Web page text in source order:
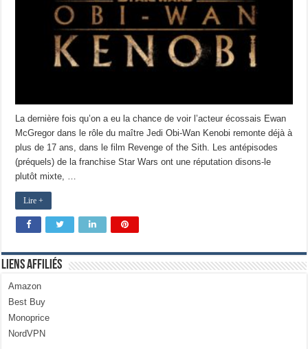
La dernière fois qu’on a eu la chance de voir l’acteur écossais Ewan
McGregor dans le rôle du maître Jedi Obi-Wan Kenobi remonte déjà à
plus de 17 ans, dans le film Revenge of the Sith. Les antépisodes
(préquels) de la franchise Star Wars ont une réputation disons-le
plutôt mixte, …
Lire +
Liens Affiliés
Amazon
Best Buy
Monoprice
NordVPN